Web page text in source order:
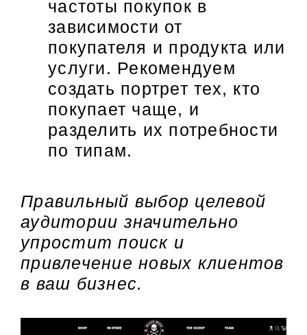
частоты покупок в
зависимости от
покупателя и продукта или
услуги. Рекомендуем
создать портрет тех, кто
покупает чаще, и
разделить их потребности
по типам.
Правильный выбор целевой
аудитории значительно
упростит поиск и
привлечение новых клиентов
в ваш бизнес.